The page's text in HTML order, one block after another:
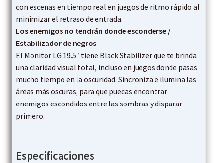
con escenas en tiempo real en juegos de ritmo rápido al
minimizar el retraso de entrada.
Los enemigos no tendrán donde esconderse /
Estabilizador de negros
El Monitor LG 19.5″ tiene Black Stabilizer que te brinda
una claridad visual total, incluso en juegos donde pasas
mucho tiempo en la oscuridad. Sincroniza e ilumina las
áreas más oscuras, para que puedas encontrar
enemigos escondidos entre las sombras y disparar
primero.
Especificaciones